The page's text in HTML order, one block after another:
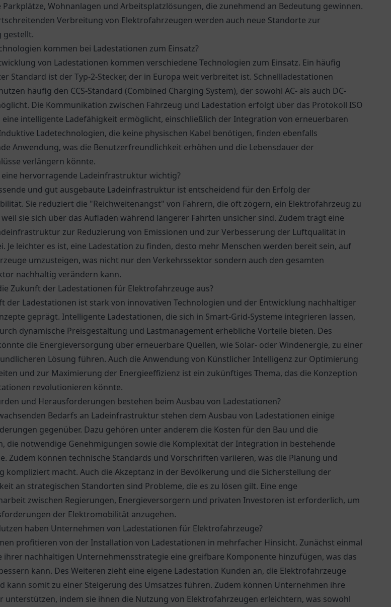
Wohnanlagen und Arbeitsplatzlösungen, die zunehmend an Bedeutung gewinnen.
Verbreitung von Elektrofahrzeugen werden auch neue Standorte zur
gestellt.
kommen bei Ladestationen zum Einsatz?
von Ladestationen kommen verschiedene Technologien zum Einsatz. Ein häufig
Standard ist der Typ-2-Stecker, der in Europa weit verbreitet ist. Schnellladestationen
häufig den CCS-Standard (Combined Charging System), der sowohl AC- als auch DC-
Die Kommunikation zwischen Fahrzeug und Ladestation erfolgt über das Protokoll ISO
eine intelligente Ladefähigkeit ermöglicht, einschließlich der Integration von erneuerbaren
Ladetechnologien, die keine physischen Kabel benötigen, finden ebenfalls
Anwendung, was die Benutzerfreundlichkeit erhöhen und die Lebensdauer der
verlängern könnte.
hervorragende Ladeinfrastruktur wichtig?
und gut ausgebaute Ladeinfrastruktur ist entscheidend für den Erfolg der
Sie reduziert die "Reichweitenangst" von Fahrern, die oft zögern, ein Elektrofahrzeug zu
sie sich über das Aufladen während längerer Fahrten unsicher sind. Zudem trägt eine
zur Reduzierung von Emissionen und zur Verbesserung der Luftqualität in
Je leichter es ist, eine Ladestation zu finden, desto mehr Menschen werden bereit sein, auf
umzusteigen, was nicht nur den Verkehrssektor sondern auch den gesamten
nachhaltig verändern kann.
Zukunft der Ladestationen für Elektrofahrzeuge aus?
der Ladestationen ist stark von innovativen Technologien und der Entwicklung nachhaltiger
geprägt. Intelligente Ladestationen, die sich in Smart-Grid-Systeme integrieren lassen,
dynamische Preisgestaltung und Lastmanagement erhebliche Vorteile bieten. Des
die Energieversorgung über erneuerbare Quellen, wie Solar- oder Windenergie, zu einer
Lösung führen. Auch die Anwendung von Künstlicher Intelligenz zur Optimierung
und zur Maximierung der Energieeffizienz ist ein zukünftiges Thema, das die Konzeption
revolutionieren könnte.
und Herausforderungen bestehen beim Ausbau von Ladestationen?
Bedarfs an Ladeinfrastruktur stehen dem Ausbau von Ladestationen einige
gegenüber. Dazu gehören unter anderem die Kosten für den Bau und die
die notwendige Genehmigungen sowie die Komplexität der Integration in bestehende
Zudem können technische Standards und Vorschriften variieren, was die Planung und
kompliziert macht. Auch die Akzeptanz in der Bevölkerung und die Sicherstellung der
an strategischen Standorten sind Probleme, die es zu lösen gilt. Eine enge
zwischen Regierungen, Energieversorgern und privaten Investoren ist erforderlich, um
der Elektromobilität anzugehen.
haben Unternehmen von Ladestationen für Elektrofahrzeuge?
profitieren von der Installation von Ladestationen in mehrfacher Hinsicht. Zunächst einmal
ihrer nachhaltigen Unternehmensstrategie eine greifbare Komponente hinzufügen, was das
kann. Des Weiteren zieht eine eigene Ladestation Kunden an, die Elektrofahrzeuge
kann somit zu einer Steigerung des Umsatzes führen. Zudem können Unternehmen ihre
unterstützen, indem sie ihnen die Nutzung von Elektrofahrzeugen erleichtern, was sowohl